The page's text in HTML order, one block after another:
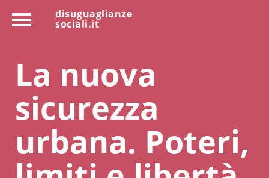
disuguaglianze
sociali.it
La nuova
sicurezza
urbana. Poteri,